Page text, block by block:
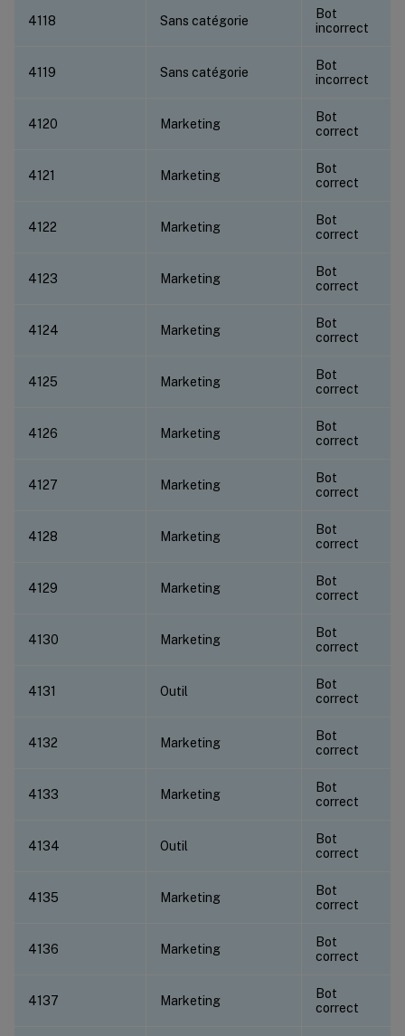
4118 Sans catégorie
Bot
incorrect
4119 Sans catégorie
Bot
incorrect
4120 Marketing
Bot
correct
4121 Marketing
Bot
correct
4122 Marketing
Bot
correct
4123 Marketing
Bot
correct
4124 Marketing
Bot
correct
4125 Marketing
Bot
correct
4126 Marketing
Bot
correct
4127 Marketing
Bot
correct
4128 Marketing
Bot
correct
4129 Marketing
Bot
correct
4130 Marketing
Bot
correct
4131 Outil
Bot
correct
4132 Marketing
Bot
correct
4133 Marketing
Bot
correct
4134 Outil
Bot
correct
4135 Marketing
Bot
correct
4136 Marketing
Bot
correct
4137 Marketing
Bot
correct